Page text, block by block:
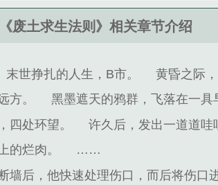
《废土求生法则》相关章节介绍
末世挣扎的人生，B市。
黄昏之际
方。
黑墨遮天的鸦群，飞落在一具
四处环望。
许久后，发出一道道哇
的烂肉。
……
后，他快速处理伤口，而后将伤口